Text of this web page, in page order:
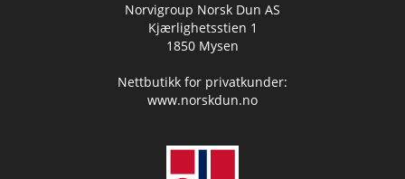
Norvigroup Norsk Dun AS
Kjærlighetsstien 1
1850 Mysen
Nettbutikk for privatkunder:
www.norskdun.no